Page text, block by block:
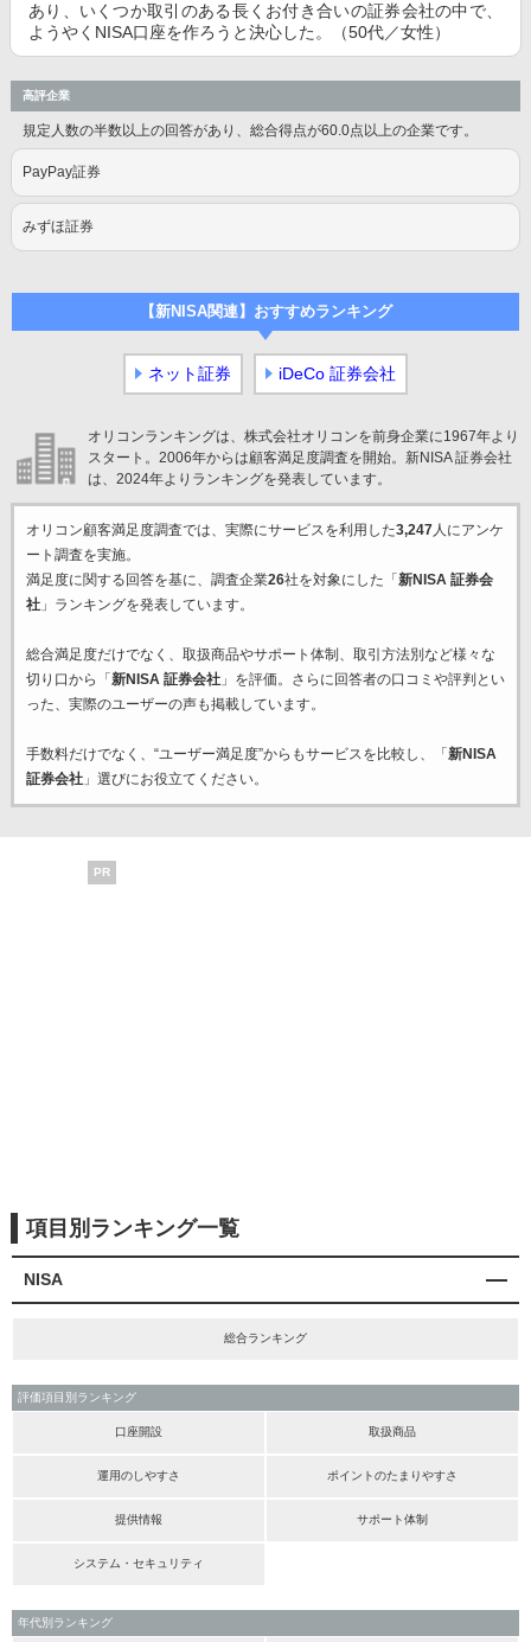
あり、いくつか取引のある長くお付き合いの証券会社の中で、
ようやくNISA口座を作ろうと決心した。（50代／女性）
高評企業
規定人数の半数以上の回答があり、総合得点が60.0点以上の企業です。
PayPay証券
みずほ証券
【新NISA関連】おすすめランキング
ネット証券 iDeCo 証券会社
オリコンランキングは、株式会社オリコンを前身企業に1967年より
スタート。2006年からは顧客満足度調査を開始。新NISA 証券会社
は、2024年よりランキングを発表しています。
オリコン顧客満足度調査では、実際にサービスを利用した3,247人にアンケ
ート調査を実施。
満足度に関する回答を基に、調査企業26社を対象にした「 新NISA 証券会
社」ランキングを発表しています。
総合満足度だけでなく、取扱商品やサポート体制、取引方法別など様々な
切り口から「 新NISA 証券会社」を評価。さらに回答者の口コミや評判とい
った、実際のユーザーの声も掲載しています。
手数料だけでなく、“ユーザー満足度”からもサービスを比較し、「 新NISA
証券会社」選びにお役立てください。
PR
項目別ランキング一覧
NISA
総合ランキング
評価項目別ランキング
口座開設 取扱商品
運用のしやすさ ポイントのたまりやすさ
提供情報 サポート体制
システム・セキュリティ
年代別ランキング